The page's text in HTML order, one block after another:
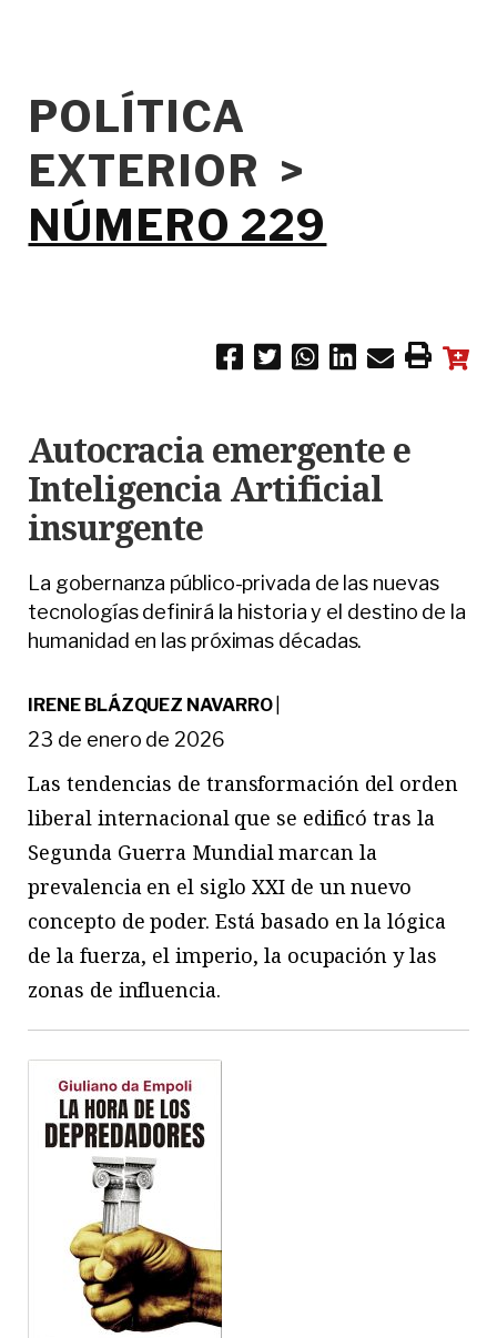
POLÍTICA
EXTERIOR >
NÚMERO 229
Autocracia emergente e
Inteligencia Artificial
insurgente
La gobernanza público-privada de las nuevas
tecnologías definirá la historia y el destino de la
humanidad en las próximas décadas.
IRENE BLÁZQUEZ NAVARRO|
23 de enero de 2026
Las tendencias de transformación del orden
liberal internacional que se edificó tras la
Segunda Guerra Mundial marcan la
prevalencia en el siglo XXI de un nuevo
concepto de poder. Está basado en la lógica
de la fuerza, el imperio, la ocupación y las
zonas de influencia.